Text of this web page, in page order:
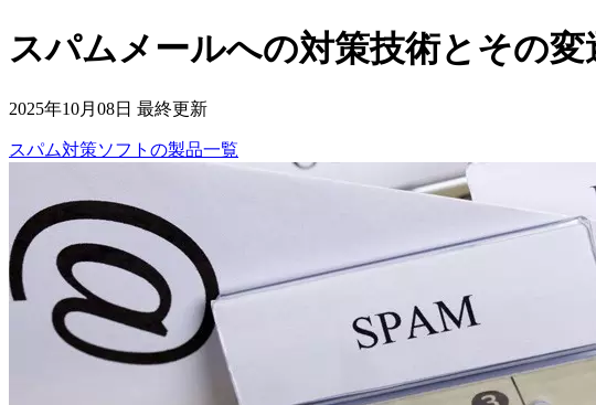
スパムメールへの対策技術とその
2025年10月08日 最終更新
スパム対策ソフト の製品一覧